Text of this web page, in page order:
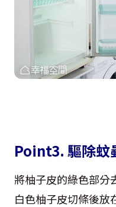
Point3. 驅除蚊
將柚子皮的綠色部分
白色柚子皮切條後放